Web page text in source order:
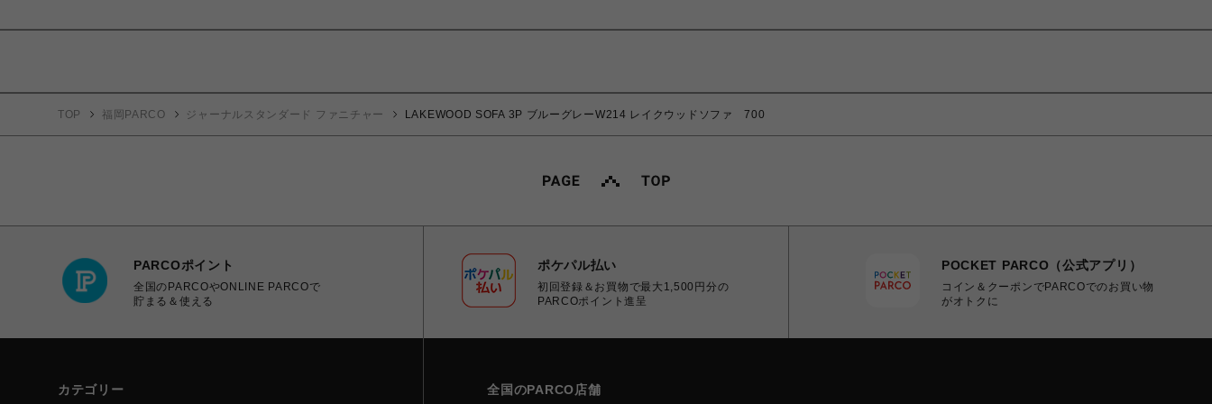
TOP 福岡PARCO ジャーナルスタンダード ファニチャー LAKEWOOD SOFA 3P ブルーグレーW214 レイクウッドソファ 700
PARCOポイント
全国のPARCOやONLINE PARCOで
貯まる＆使える
ポケパル払い
初回登録＆お買物で最大1,500円分の
PARCOポイント進呈
POCKET PARCO（公式アプリ）
コイン＆クーポンでPARCOでのお買い物
がオトクに
カテゴリー 全国のPARCO店舗